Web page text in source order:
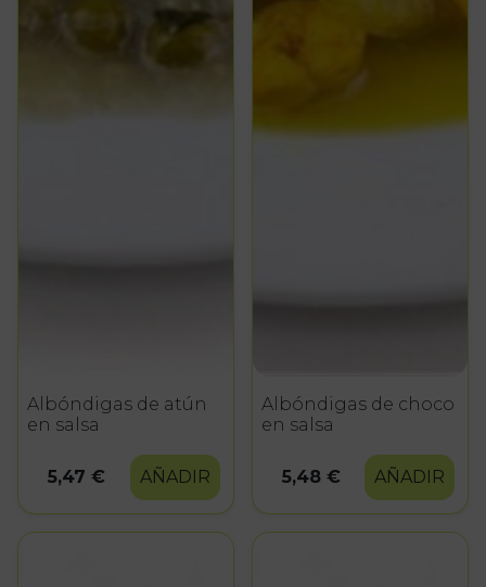
Albóndigas de atún
en salsa
5,47 € AÑADIR
Albóndigas de choco
en salsa
5,48 € AÑADIR